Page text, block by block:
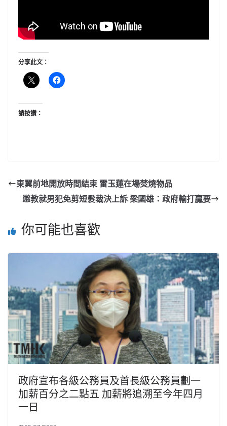
分享此文：
請按讚：
東翼前地開放時間結束 雷玉蓮在場焚燒物品
懲教就男犯免剪短髮裁決上訴 梁國雄：政府輸打贏要
你可能也喜歡
政府宣布各級公務員及首長級公務員劃一
加薪百分之二點五 加薪將追溯至今年四月
一日